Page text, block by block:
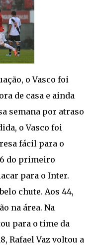
o Vasco foi
de casa e ainda
semana por atraso
o Vasco foi
fácil para o
do primeiro
para o Inter.
chute. Aos 44,
na área. Na
para o time da
Rafael Vaz voltou a